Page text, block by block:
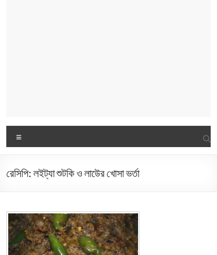
রেসিপি: লইট্যা শুটকি ও লাউের খোসা ভর্তা